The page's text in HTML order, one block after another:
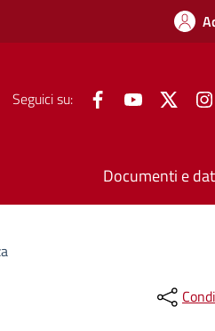
Seguici su: FacebookYouTube Twitter
Documenti e